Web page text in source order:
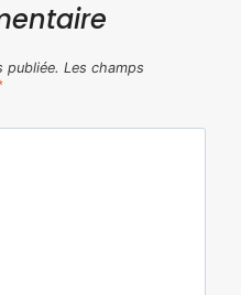
publiée. Les champs